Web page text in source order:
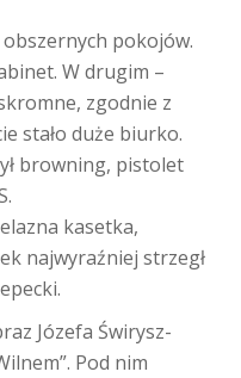
obszernych pokojów.
W drugim –
zgodnie z
stało duże biurko.
browning, pistolet
kasetka,
najwyraźniej strzegł
Józefa Świrysz-
Pod nim